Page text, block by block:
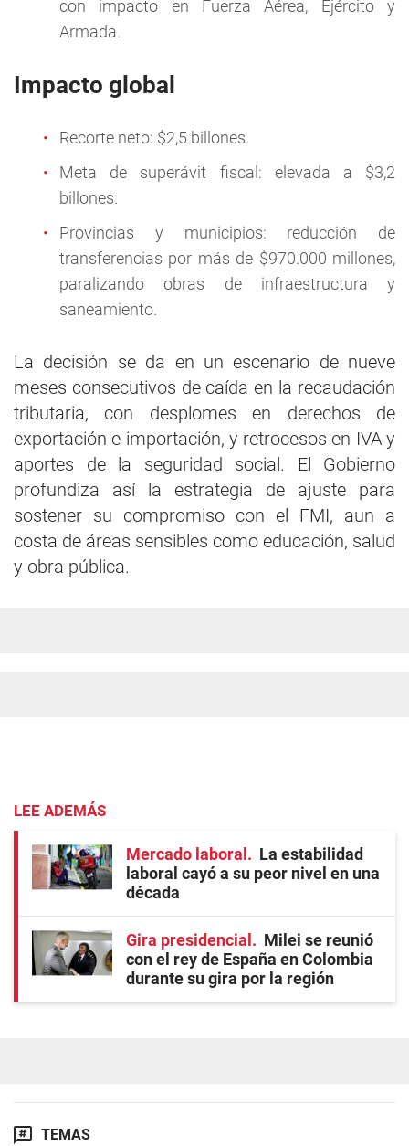
con impacto en Fuerza Aérea, Ejército y
Armada.
Impacto global
Recorte neto: $2,5 billones.
Meta de superávit fiscal: elevada a $3,2
billones.
Provincias y municipios: reducción de
transferencias por más de $970.000 millones,
paralizando obras de infraestructura y
saneamiento.
La decisión se da en un escenario de nueve
meses consecutivos de caída en la recaudación
tributaria, con desplomes en derechos de
exportación e importación, y retrocesos en IVA y
aportes de la seguridad social. El Gobierno
profundiza así la estrategia de ajuste para
sostener su compromiso con el FMI, aun a
costa de áreas sensibles como educación, salud
y obra pública.
LEE ADEMÁS
Mercado laboral
La estabilidad
laboral cayó a su peor nivel en una
década
Gira presidencial
Milei se reunió
con el rey de España en Colombia
durante su gira por la región
TEMAS